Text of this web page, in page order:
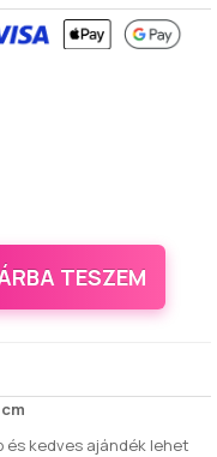
TESZEM
és kedves ajándék lehet